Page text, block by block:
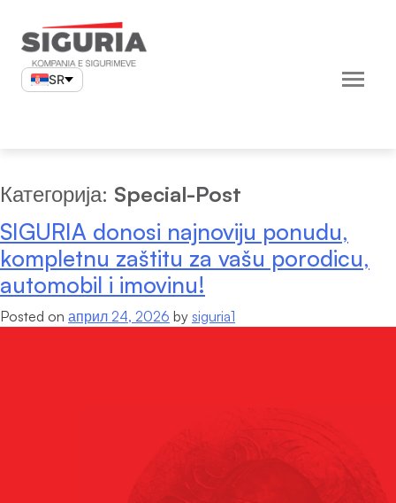
content
SR
Категорија: Special-Post
SIGURIA donosi najnoviju ponudu,
kompletnu zaštitu za vašu porodicu,
automobil i imovinu!
Posted on април 24, 2026 by siguria1